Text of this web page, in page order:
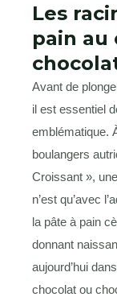
Les
pain au
Avant de
il est essentiel
emblématique.
boulangers
Croissant »,
n’est qu’avec
la pâte à pain
donnant
aujourd’hui
chocolat ou